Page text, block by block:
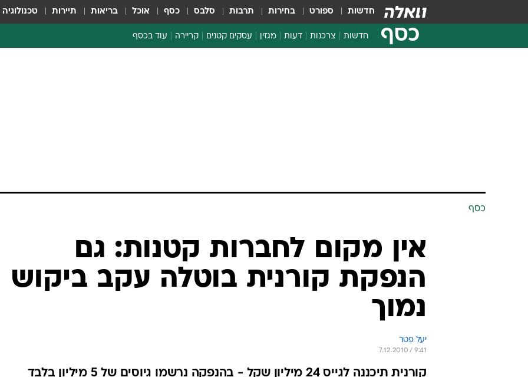
חדשות ספורט בחירות תרבות סלבס כסף אוכל בריאות תיירות טכנולוגיה
כסף חדשות צרכנות דעות מגזין עסקים קטנים קריירה עוד בכסף
כסף
אין מקום לחברות קטנות: גם
הנפקת קורנית בוטלה עקב ביקוש
נמוך
יעל פטר
7.12.2010 / 9:41
קורנית תיכננה לגייס 24 מיליון שקל - בהנפקה נרשמו גיוסים של 5 מיליון בלבד